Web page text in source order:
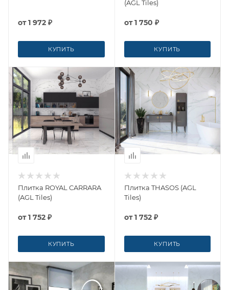
от1 972 ₽
КУПИТЬ
(AGL Tiles)
от1 750 ₽
КУПИТЬ
Плитка ROYAL CARRARA
(AGL Tiles)
от1 752 ₽
КУПИТЬ
Плитка THASOS (AGL
Tiles)
от1 752 ₽
КУПИТЬ